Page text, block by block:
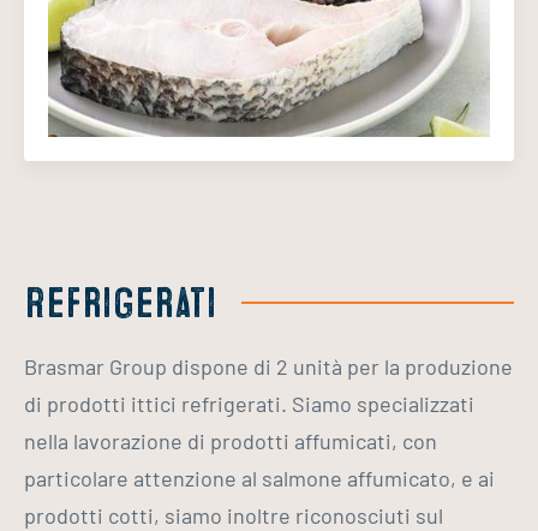
Refrigerati
Brasmar Group dispone di 2 unità per la produzione
di prodotti ittici refrigerati. Siamo specializzati
nella lavorazione di prodotti affumicati, con
particolare attenzione al salmone affumicato, e ai
prodotti cotti, siamo inoltre riconosciuti sul